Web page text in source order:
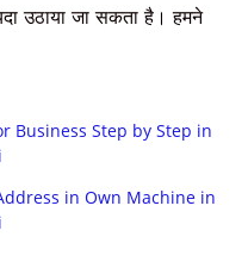
उठाया जा सकता है। हमने
Business Step by Step in
in Own Machine in